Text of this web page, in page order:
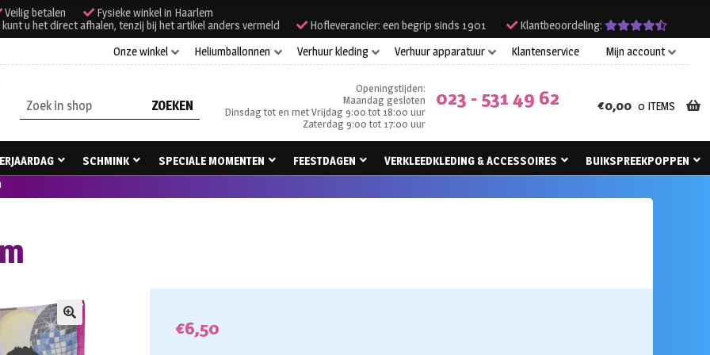
Veilig betalen
Fysieke winkel in Haarlem
u het direct afhalen, tenzij bij het artikel anders vermeld
Hofleverancier: een begrip sinds 1901
Klantbeoordeling:
Onze winkel
Heliumballonnen Verhuur kleding Verhuur apparatuur Klantenservice Mijn account
Zoeken
naar:
Openingstijden:
Maandag gesloten
Dinsdag tot en met Vrijdag 9:00 tot 18:00 uur
Zaterdag 9:00 tot 17:00 uur
023 - 531 49 62 €0,00 0 ITEMS
SCHMINK SPECIALE MOMENTEN FEESTDAGEN VERKLEEDKLEDING & ACCESSOIRES
BUIKSPREEKPOPPEN
🔍 €6,50